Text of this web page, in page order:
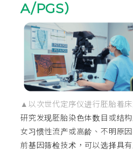
A/PGS）
▲以次世代定序仪进行胚胎着
研究发现胚胎染色体数目或结
女习惯性流产或高龄、不明原
前基因筛检技术，可以选择具